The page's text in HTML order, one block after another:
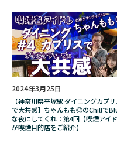
英会話
荒木飛
落合陽一
葉巻
藤井一彦
藤岡
街録ch
表示場
見方
販売場所
販売
賞味期限
2024年3月25日
【神奈川県平塚駅 ダイニングカプリ
で大共感】ちゃんもも◎のChillで
な夜にしてくれ：第4回【喫煙アイ
が喫煙目的店をご紹介】